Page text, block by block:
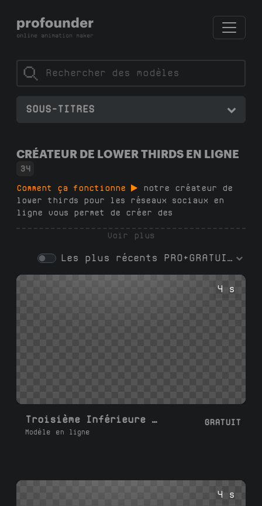
SOUS-TITRES
CRÉATEUR DE LOWER THIRDS EN LIGNE
34
Comment ça fonctionne
notre créateur de
lower thirds pour les réseaux sociaux en
ligne vous permet de créer des
minutes — pas de logiciel, pas
pas de filigranes. Choisissez un modèle dans
notre générateur, personnalisez le texte et
Voir plus
Les plus récents PRO+GRATUIT
4 s
Troisième Inférieure Réseaux Sociaux G
Modèle en ligne
GRATUIT
4 s